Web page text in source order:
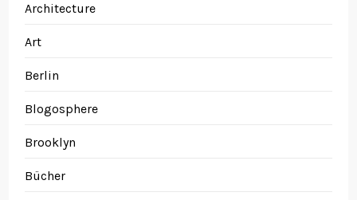
Architecture
Art
Berlin
Blogosphere
Brooklyn
Bücher